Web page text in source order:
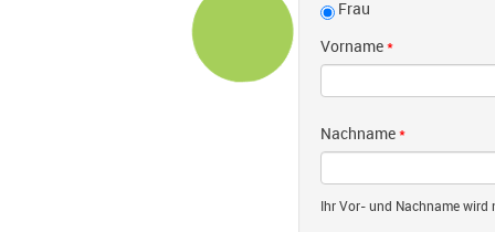
Frau
Vorname *
Nachname *
Ihr Vor- und Nachname